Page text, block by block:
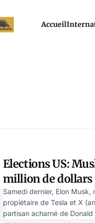
Accueil
Elections US:
million de
voter Trump
Samedi dernier, Elon Musk,
propiétaire de Tesla et X
partisan acharné de